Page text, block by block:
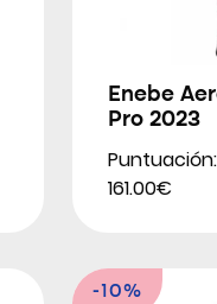
Enebe
Pro 2023
161.00€
-10%